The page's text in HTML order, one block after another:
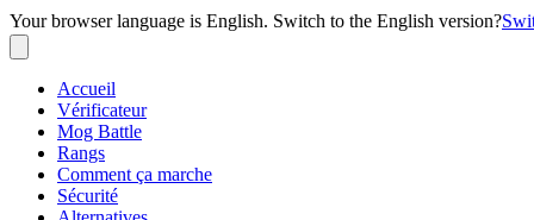
Your browser language is English. Switch to the English version?
Accueil
Vérificateur
Mog Battle
Rangs
Comment ça marche
Sécurité